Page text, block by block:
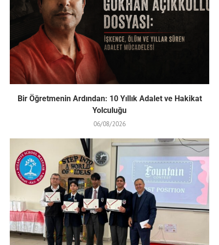
Bir Öğretmenin Ardından: 10 Yıllık Adalet ve Hakikat
Yolculuğu
06/08/2026